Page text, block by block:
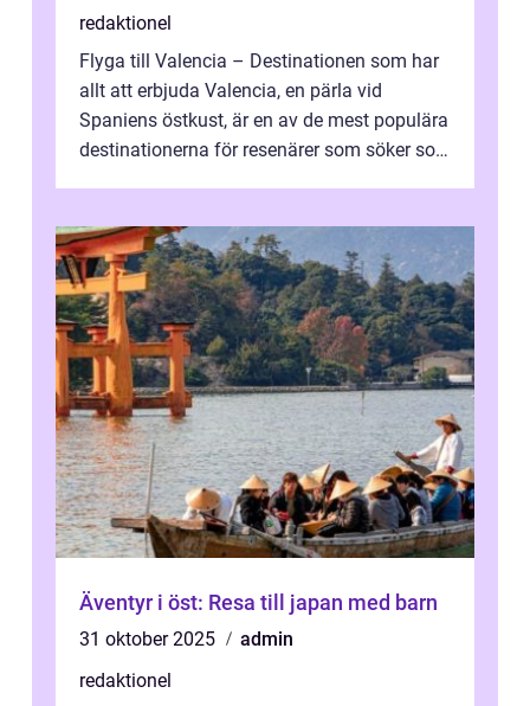
redaktionel
Flyga till Valencia – Destinationen som har
allt att erbjuda Valencia, en pärla vid
Spaniens östkust, är en av de mest populära
destinationerna för resenärer som söker sol,
Äventyr i öst: Resa till japan med barn
31 oktober 2025
admin
redaktionel